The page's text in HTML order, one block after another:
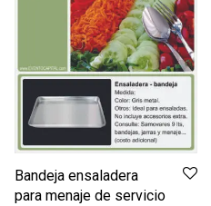
Bandeja ensaladera
para menaje de servicio